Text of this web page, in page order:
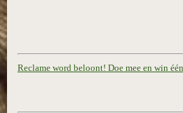
Reclame word beloont! Doe mee en win